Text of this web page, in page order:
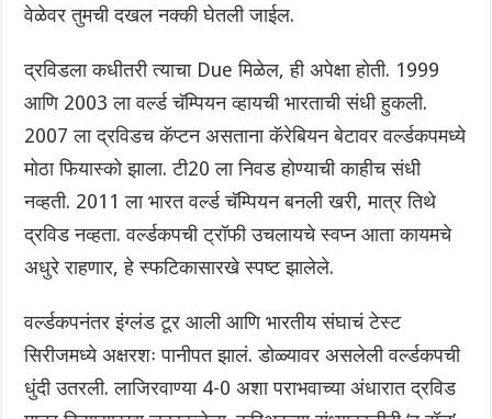
वेळेवर तुमची दखल नक्की घेतली जाईल.
द्रविडला कधीतरी त्याचा Due मिळेल, ही अपेक्षा होती. 1999
आणि 2003 ला वर्ल्ड चॅम्पियन व्हायची भारताची संधी हुकली.
2007 ला द्रविडच कॅप्टन असताना कॅरेबियन बेटावर वर्ल्डकपमध्ये
मोठा फियास्को झाला. टी20 ला निवड होण्याची काहीच संधी
नव्हती. 2011 ला भारत वर्ल्ड चॅम्पियन बनली खरी, मात्र तिथे
द्रविड नव्हता. वर्ल्डकपची ट्रॉफी उचलायचे स्वप्न आता कायमचे
अधुरे राहणार, हे स्फटिकासारखे स्पष्ट झालेले.
वर्ल्डकपनंतर इंग्लंड टूर आली आणि भारतीय संघाचं टेस्ट
सिरीजमध्ये अक्षरशः पानीपत झालं. डोळ्यावर असलेली वर्ल्डकपची
धुंदी उतरली. लाजिरवाण्या 4-0 अशा पराभवाच्या अंधारात द्रविड